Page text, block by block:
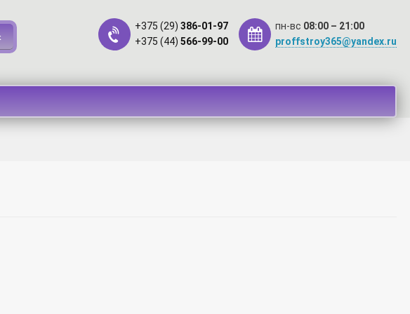
+375 (29) 386-01-97
+375 (44) 566-99-00
пн-вс 08:00 – 21:00
proffstroy365@yandex.ru